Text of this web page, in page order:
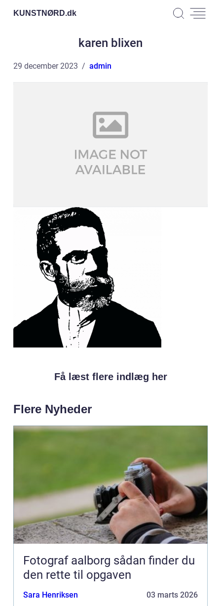
KUNSTNØRD.dk
karen blixen
29 december 2023 admin
Få læst flere indlæg her
Flere Nyheder
Fotograf aalborg sådan finder du
den rette til opgaven
Sara Henriksen 03 marts 2026